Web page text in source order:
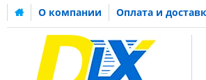
О компании Оплата и